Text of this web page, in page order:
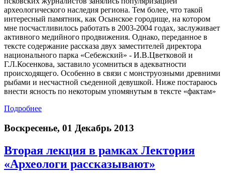
археологического наследия региона. Тем более, что такой
интересный памятник, как Осынское городище, на котором
мне посчастливилось работать в 2003-2004 годах, заслуживает
активного медийного продвижения. Однако, переданное в
тексте содержание рассказа двух заместителей директора
национального парка «Себежский» - И.В.Цветковой и
Г.Л.Косенкова, заставило усомниться в адекватности
происходящего. Особенно в связи с монструозными древними
рыбами и несчастной съеденной девушкой. Ниже постараюсь
внести ясность по некоторым упомянутым в тексте «фактам»
Подробнее
Воскресенье, 01 Декабрь 2013
Вторая лекция в рамках Лектория
«Археологи рассказывают»